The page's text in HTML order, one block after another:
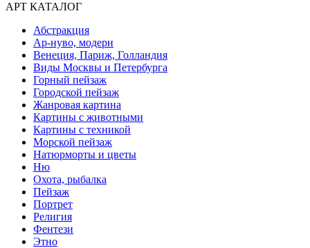
АРТ КАТАЛОГ
Абстракция
Ар-нуво, модерн
Венеция, Париж, Голландия
Виды Москвы и Петербурга
Горный пейзаж
Городской пейзаж
Жанровая картина
Картины с животными
Картины с техникой
Морской пейзаж
Натюрморты и цветы
Ню
Охота, рыбалка
Пейзаж
Портрет
Религия
Фентези
Этно